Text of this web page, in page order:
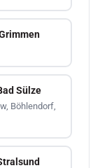
Sülze
Böhlendorf,